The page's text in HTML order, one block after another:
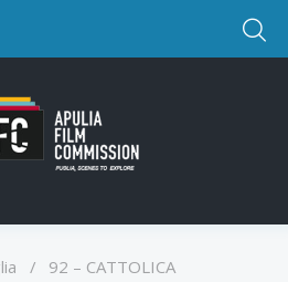
/ 92 – CATTOLICA